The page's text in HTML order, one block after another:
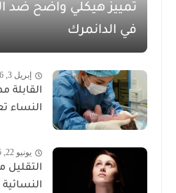
تمييز هيكلي واضح ضد
في الدانمرك
إبريل 3, 2026
القابلة
النساء
يونيو 22, 2025
التقليل